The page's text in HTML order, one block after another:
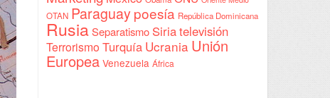
OTAN Paraguaypoesía República Dominicana
RusiaSeparatismo Siriatelevisión
Terrorismo Turquía Ucrania Unión
Europea Venezuela África